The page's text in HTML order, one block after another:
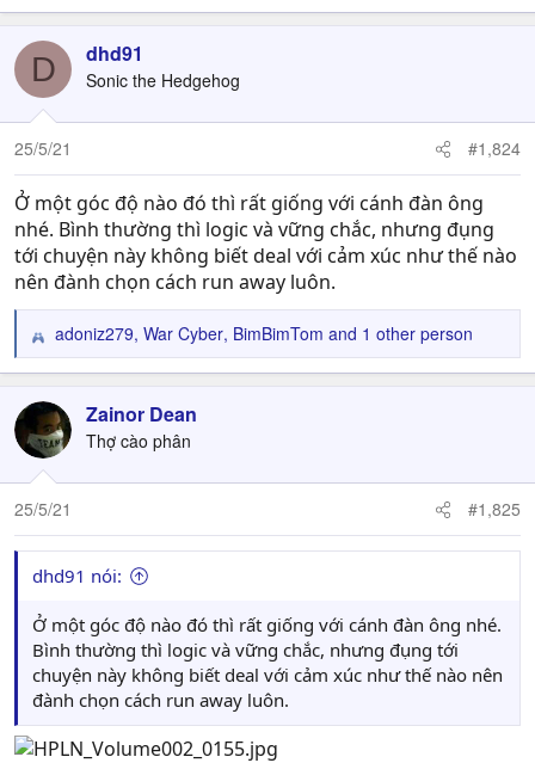
D dhd91
Sonic the Hedgehog
25/5/21 #1,824
Ở một góc độ nào đó thì rất giống với cánh đàn ông
nhé. Bình thường thì logic và vững chắc, nhưng đụng
tới chuyện này không biết deal với cảm xúc như thế nào
nên đành chọn cách run away luôn.
R
e
c
t
i
o
n
:
adoniz279, War Cyber, BimBimTom and 1 other person
Zainor Dean
Thợ cào phân
25/5/21 #1,825
dhd91 nói:
Ở một góc độ nào đó thì rất giống với cánh đàn ông nhé.
Bình thường thì logic và vững chắc, nhưng đụng tới
chuyện này không biết deal với cảm xúc như thế nào nên
đành chọn cách run away luôn.